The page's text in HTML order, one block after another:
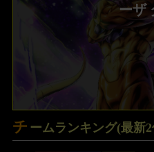
ンボールZ ク
ーザ
チ ームランキング(最新2